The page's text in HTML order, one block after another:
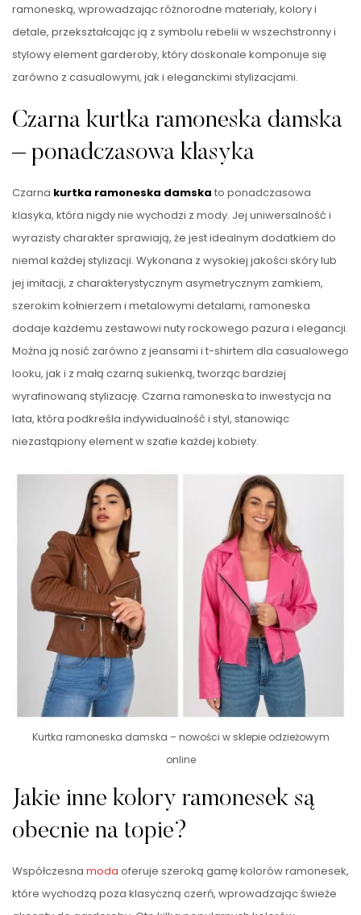
ramoneską, wprowadzając różnorodne materiały, kolory i
detale, przekształcając ją z symbolu rebelii w wszechstronny i
stylowy element garderoby, który doskonale komponuje się
zarówno z casualowymi, jak i eleganckimi stylizacjami.
Czarna kurtka ramoneska damska
– ponadczasowa klasyka
Czarna kurtka ramoneska damska to ponadczasowa
klasyka, która nigdy nie wychodzi z mody. Jej uniwersalność i
wyrazisty charakter sprawiają, że jest idealnym dodatkiem do
niemal każdej stylizacji. Wykonana z wysokiej jakości skóry lub
jej imitacji, z charakterystycznym asymetrycznym zamkiem,
szerokim kołnierzem i metalowymi detalami, ramoneska
dodaje każdemu zestawowi nuty rockowego pazura i elegancji.
Można ją nosić zarówno z jeansami i t-shirtem dla casualowego
looku, jak i z małą czarną sukienką, tworząc bardziej
wyrafinowaną stylizację. Czarna ramoneska to inwestycja na
lata, która podkreśla indywidualność i styl, stanowiąc
niezastąpiony element w szafie każdej kobiety.
Kurtka ramoneska damska – nowości w sklepie odzieżowym
online
Jakie inne kolory ramonesek są
obecnie na topie?
Współczesna moda oferuje szeroką gamę kolorów ramonesek,
które wychodzą poza klasyczną czerń, wprowadzając świeże